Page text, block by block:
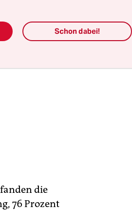
die
76 Prozent
Schon dabei!